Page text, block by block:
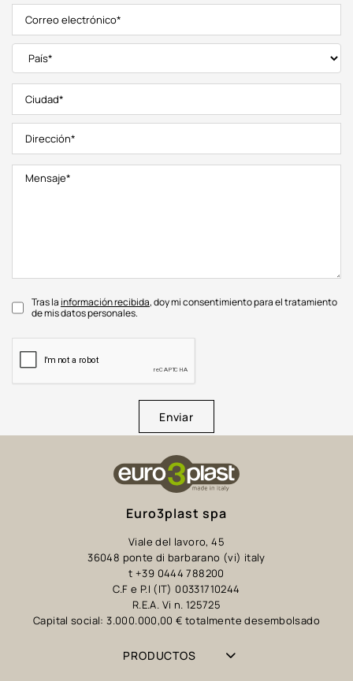
Tras la información recibida, doy mi consentimiento para el tratamiento
de mis datos personales.
Enviar
Euro3plast spa
Viale del lavoro, 45
36048 ponte di barbarano (vi) italy
t +39 0444 788200
C.F e P.I (IT) 00331710244
R.E.A. Vi n. 125725
Capital social: 3.000.000,00 € totalmente desembolsado
PRODUCTOS